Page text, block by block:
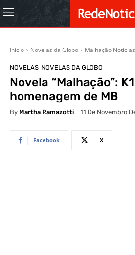
Início Novelas da Globo Malhação Notícias
NOVELAS NOVELAS DA GLOBO
Novela “Malhação”:
homenagem de MB
By Martha Ramazotti 11 De Novembro
Facebook X